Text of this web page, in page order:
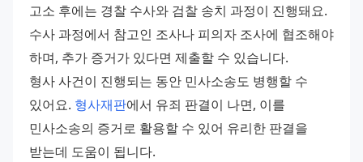
고소 후에는 경찰 수사와 검찰 송치 과정이 진행돼요.
수사 과정에서 참고인 조사나 피의자 조사에 협조해야
하며, 추가 증거가 있다면 제출할 수 있습니다.
형사 사건이 진행되는 동안 민사소송도 병행할 수
있어요. 형사재판에서 유죄 판결이 나면, 이를
민사소송의 증거로 활용할 수 있어 유리한 판결을
받는데 도움이 됩니다.